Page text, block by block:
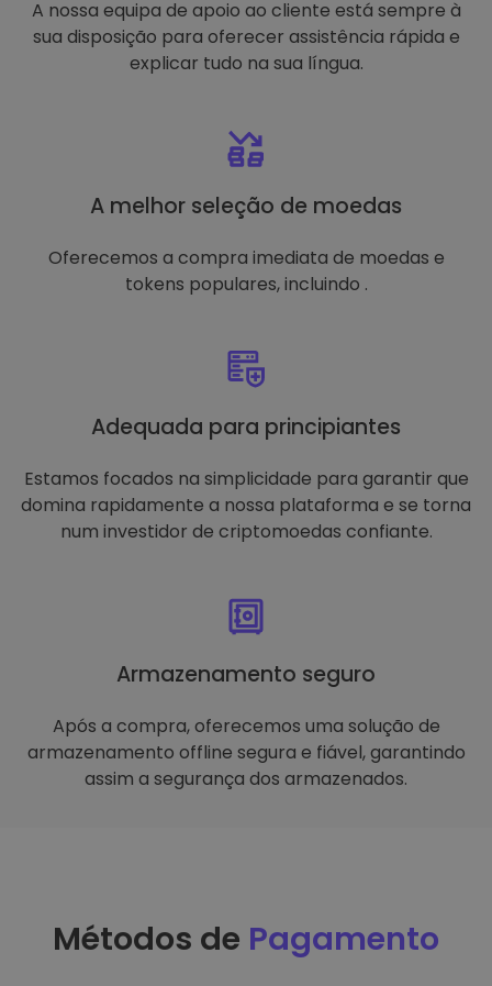
A nossa equipa de apoio ao cliente está sempre à
sua disposição para oferecer assistência rápida e
explicar tudo na sua língua.
A melhor seleção de moedas
Oferecemos a compra imediata de moedas e
tokens populares, incluindo .
Adequada para principiantes
Estamos focados na simplicidade para garantir que
domina rapidamente a nossa plataforma e se torna
num investidor de criptomoedas confiante.
Armazenamento seguro
Após a compra, oferecemos uma solução de
armazenamento offline segura e fiável, garantindo
assim a segurança dos armazenados.
Métodos de Pagamento